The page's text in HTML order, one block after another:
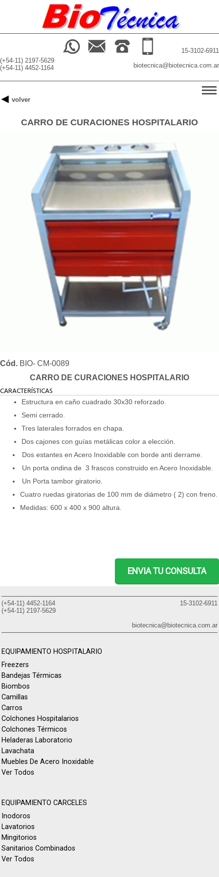
(+54-11) 2197-5629
(+54-11) 4452-1164
15-3102-6911
biotecnica@biotecnica.com.ar
PRODUCTOS
BUSCADOR
NOSOTROS
volver
CARRO DE CURACIONES HOSPITALARIO
Cód. BIO- CM-0089
CARRO DE CURACIONES HOSPITALARIO
CARACTERÍSTICAS
Estructura en caño cuadrado 30x30 reforzado.
Semi cerrado.
Tres laterales forrados en chapa.
Dos cajones con guías metálicas color a elección.
Dos estantes en Acero Inoxidable con borde anti derrame.
Un porta ondina de 3 frascos construido en Acero Inoxidable.
Un Porta tambor giratorio.
Cuatro ruedas giratorias de 100 mm de diámetro ( 2) con freno.
Medidas: 600 x 400 x 900 altura.
ENVIA TU CONSULTA
(+54-11) 4452-1164
(+54-11) 2197-5629
15-3102-6911
biotecnica@biotecnica.com.ar
EQUIPAMIENTO HOSPITALARIO
Freezers
Bandejas Térmicas
Biombos
Camillas
Carros
Colchones Hospitalarios
Colchones Térmicos
Heladeras Laboratorio
Lavachata
Muebles De Acero Inoxidable
Ver Todos
EQUIPAMIENTO CARCELES
Inodoros
Lavatorios
Mingitorios
Sanitarios Combinados
Ver Todos